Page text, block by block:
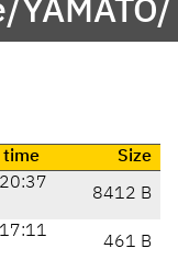
YAMATO/
time Size
8412 B
461 B